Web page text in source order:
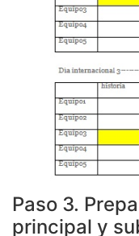
Paso 3.
principal y